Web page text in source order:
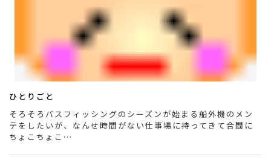
ひとりごと
そろそろバスフィッシングのシーズンが始まる船外機のメン
テをしたいが、なんせ時間がない仕事場に持ってきて合間に
ちょこちょこ…